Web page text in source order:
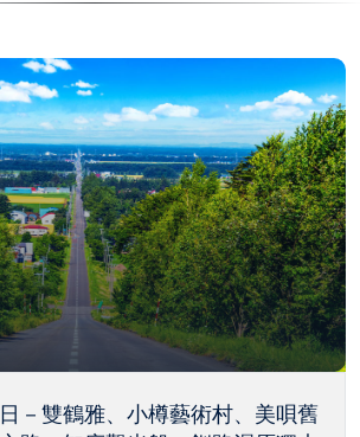
－雙鶴雅、小樽藝術村、美唄舊